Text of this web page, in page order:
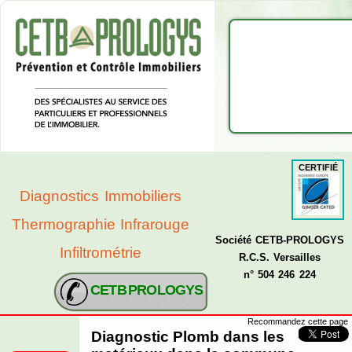
Diagnostics Immobiliers
Thermographie Infrarouge
Infiltrométrie
CERTIFIÉ
Société CETB-PROLOGYS
R.C.S. Versailles
n° 504 246 224
CETB PROLOGYS
Recommandez cette page
Diagnostic Plomb dans les